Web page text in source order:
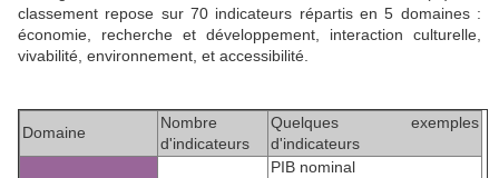
classement repose sur 70 indicateurs répartis en 5 domaines :
économie, recherche et développement, interaction culturelle,
vivabilité, environnement, et accessibilité.
Domaine
Nombre
d'indicateurs
Quelques exemples
d'indicateurs
PIB nominal